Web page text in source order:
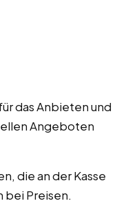
das Anbieten und
Angeboten
die an der Kasse
Preisen.